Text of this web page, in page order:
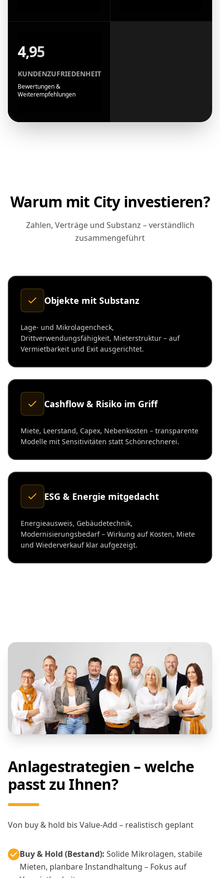
4,95
KUNDENZUFRIEDENHEIT
Bewertungen &
Weiterempfehlungen
Warum mit City investieren?
Zahlen, Verträge und Substanz – verständlich
zusammengeführt
Objekte mit Substanz
Lage- und Mikrolagencheck,
Drittverwendungsfähigkeit, Mieterstruktur – auf
Vermietbarkeit und Exit ausgerichtet.
Cashflow & Risiko im Griff
Miete, Leerstand, Capex, Nebenkosten – transparente
Modelle mit Sensitivitäten statt Schönrechnerei.
ESG & Energie mitgedacht
Energieausweis, Gebäudetechnik,
Modernisierungsbedarf – Wirkung auf Kosten, Miete
und Wiederverkauf klar aufgezeigt.
Anlagestrategien – welche
passt zu Ihnen?
Von buy & hold bis Value-Add – realistisch geplant
Buy & Hold (Bestand): Solide Mikrolagen, stabile
Mieten, planbare Instandhaltung – Fokus auf